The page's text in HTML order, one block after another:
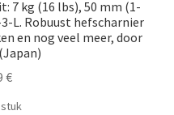
7 kg (16 lbs), 50 mm (1-
L. Robuust hefscharnier
en nog veel meer, door
€
​​stuk